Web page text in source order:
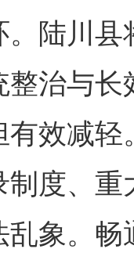
陆川县
治与
效减
度、
乱象。